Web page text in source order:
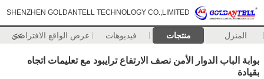
SHENZHEN GOLDANTELL TECHNOLOGY CO.,LIMITED
المنزل منتجات فيديوهات عرض الواقع الافتراضي
>>
بوابة الباب الدوار الأمن نصف الارتفاع ترايبود مع تعليمات اتجاه
بقيادة